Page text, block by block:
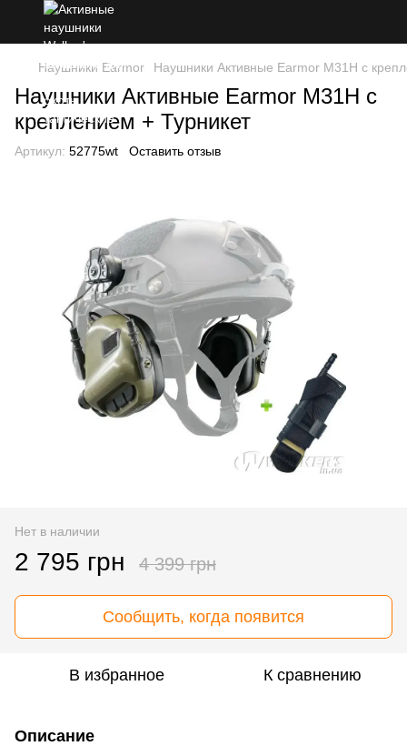
Наушники Earmor Наушники Активные Earmor M31H с
Наушники Активные Earmor M31H с
креплением + Турникет
Артикул: 52775wt Оставить отзыв
Нет в наличии
2 795 грн 4 399 грн
Сообщить, когда появится
В избранное К сравнению
Описание